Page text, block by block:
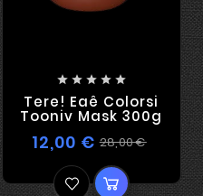
    
Tere! Eaê Colorsi
Tooniv Mask 300g
12,00 € 28,00 €